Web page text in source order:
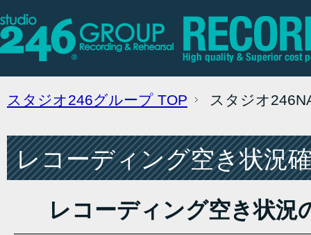
スタジオ246グループ TOP スタジオ
レコーディング空き状況
レコーディング空き状況